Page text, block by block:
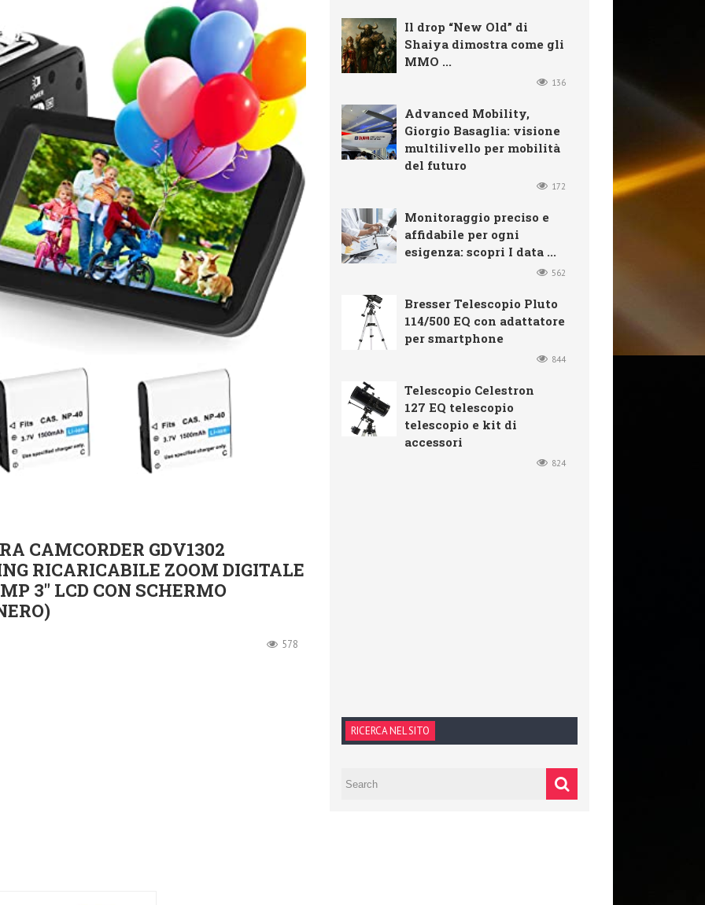
CAMCORDER GDV1302
RICARICABILE ZOOM DIGITALE
3″ LCD CON SCHERMO
578
Il drop “New Old” di
Shaiya dimostra come gli
MMO ...
136
Advanced Mobility,
Giorgio Basaglia: visione
multilivello per mobilità
del futuro
172
Monitoraggio preciso e
affidabile per ogni
esigenza: scopri I data ...
562
Bresser Telescopio Pluto
114/500 EQ con adattatore
per smartphone
844
Telescopio Celestron
127 EQ telescopio
telescopio e kit di
accessori
824
RICERCA NEL SITO